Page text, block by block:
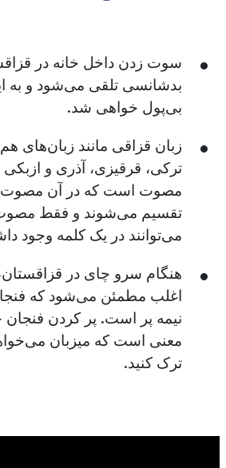
سوت زدن داخل خانه در
بدشانسی تلقی می‌شود و به
بی‌پول خواهی شد.
زبان قزاقی مانند زبان‌های
ترکی، قرقیزی، آذری و ازبکی
مصوت است که در آن مصوت‌ها
تقسیم می‌شوند و فقط
می‌توانند در یک کلمه وجود
هنگام سرو چای در قزاقستان،
اغلب مطمئن می‌شود که
نیمه پر است. پر کردن فنجان چای
معنی است که میزبان می‌خواهد
ترک کنید.